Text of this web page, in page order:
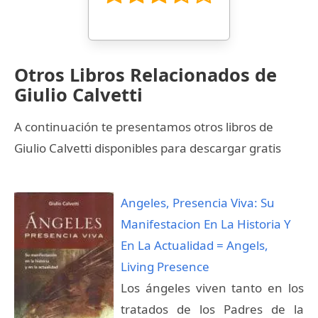
Otros Libros Relacionados de
Giulio Calvetti
A continuación te presentamos otros libros de
Giulio Calvetti disponibles para descargar gratis
Angeles, Presencia Viva: Su
Manifestacion En La Historia Y
En La Actualidad = Angels,
Living Presence
Los ángeles viven tanto en los
tratados de los Padres de la